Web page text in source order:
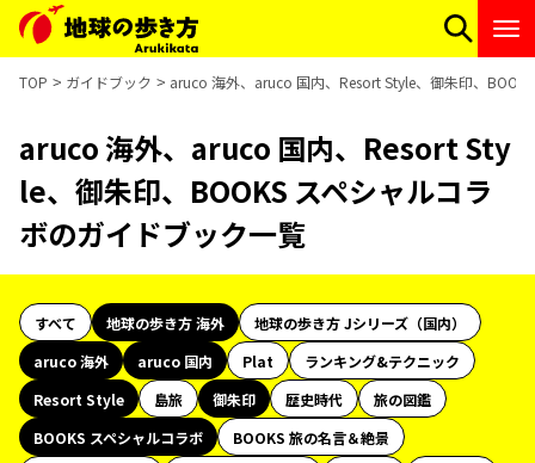
TOP ガイドブック aruco 海外、aruco 国内、Resort Style、御朱印、
aruco 海外、aruco 国内、Resort Sty
le、御朱印、BOOKS スペシャルコラ
ボのガイドブック一覧
すべて 地球の歩き方 海外
地球の歩き方 Jシリーズ（国内）
aruco 海外
aruco 国内 Plat
ランキング&テクニック
Resort Style
島旅 御朱印 歴史時代
旅の図鑑
BOOKS スペシャルコラボ
BOOKS 旅の名言＆絶景